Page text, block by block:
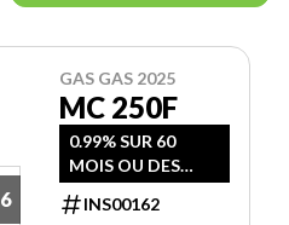
6
GAS GAS 2025
MC 250F
0.99% SUR 60
MOIS OU DES
RABAIS ALLANT
JUSQU'A 3000 $
INS00162